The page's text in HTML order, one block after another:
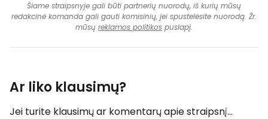
Šiame straipsnyje gali būti partnerių nuorodų, iš kurių mūsų
redakcinė komanda gali gauti komisinių, jei spustelėsite nuorodą. Žr.
mūsų reklamos politikos puslapį.
Ar liko klausimų?
Jei turite klausimų ar komentarų apie straipsnį...